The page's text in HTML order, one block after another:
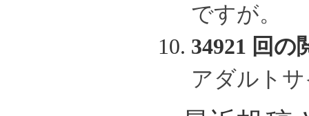
ですが。
34921 回の
アダルト